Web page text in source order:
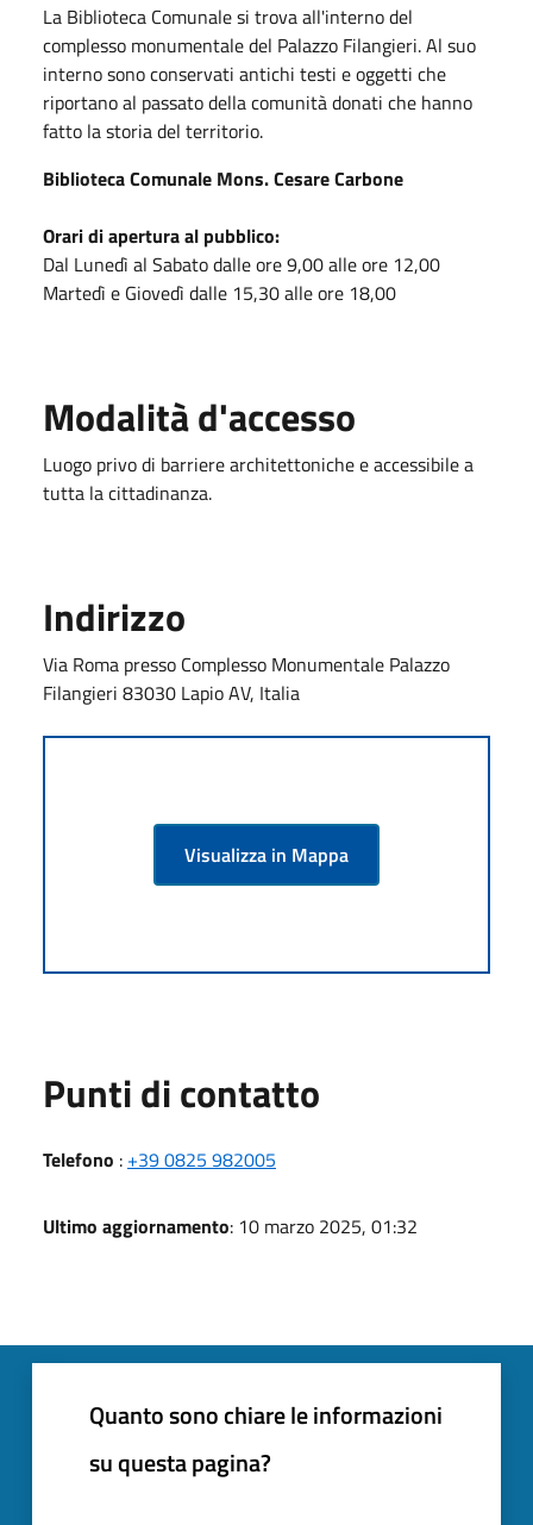
La Biblioteca Comunale si trova all'interno del
complesso monumentale del Palazzo Filangieri. Al suo
interno sono conservati antichi testi e oggetti che
riportano al passato della comunità donati che hanno
fatto la storia del territorio.
Biblioteca Comunale Mons. Cesare Carbone
Orari di apertura al pubblico:
Dal Lunedì al Sabato dalle ore 9,00 alle ore 12,00
Martedì e Giovedì dalle 15,30 alle ore 18,00
Modalità d'accesso
Luogo privo di barriere architettoniche e accessibile a
tutta la cittadinanza.
Indirizzo
Via Roma presso Complesso Monumentale Palazzo
Filangieri 83030 Lapio AV, Italia
Visualizza in Mappa
Punti di contatto
Telefono : +39 0825 982005
Ultimo aggiornamento: 10 marzo 2025, 01:32
Quanto sono chiare le informazioni
su questa pagina?